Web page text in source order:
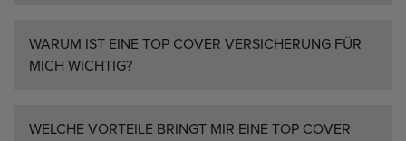
WARUM IST EINE TOP COVER VERSICHERUNG FÜR
MICH WICHTIG?
WELCHE VORTEILE BRINGT MIR EINE TOP COVER